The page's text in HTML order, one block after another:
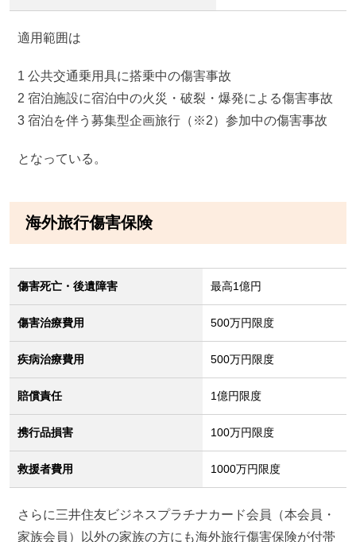
適用範囲は
1 公共交通乗用具に搭乗中の傷害事故
2 宿泊施設に宿泊中の火災・破裂・爆発による傷害事故
3 宿泊を伴う募集型企画旅行（※2）参加中の傷害事故
となっている。
海外旅行傷害保険
傷害死亡・後遺障害 最高1億円
傷害治療費用 500万円限度
疾病治療費用 500万円限度
賠償責任 1億円限度
携行品損害 100万円限度
救援者費用 1000万円限度
さらに三井住友ビジネスプラチナカード会員（本会員・
家族会員）以外の家族の方にも海外旅行傷害保険が付帯